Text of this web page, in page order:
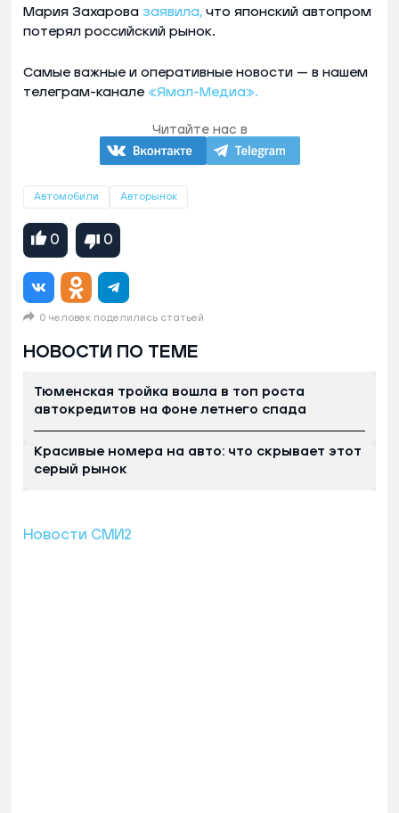
Мария Захарова заявила, что японский автопром
потерял российский рынок.
Самые важные и оперативные новости — в нашем
телеграм-канале «Ямал-Медиа».
Читайте нас в
Автомобили Авторынок
0 0
0 человек поделились статьей
НОВОСТИ ПО ТЕМЕ
Тюменская тройка вошла в топ роста
автокредитов на фоне летнего спада
Красивые номера на авто: что скрывает этот
серый рынок
Новости СМИ2